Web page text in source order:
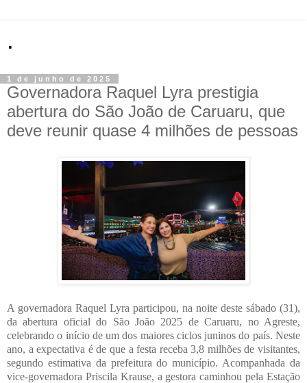
.
1 de junho de 2025
Governadora Raquel Lyra prestigia
abertura do São João de Caruaru, que
deve reunir quase 4 milhões de pessoas
A governadora Raquel Lyra participou, na noite deste sábado (31),
da abertura oficial do São João 2025 de Caruaru, no Agreste,
celebrando o início de um dos maiores ciclos juninos do país. Neste
ano, a expectativa é de que a festa receba 3,8 milhões de visitantes,
segundo estimativa da prefeitura do município. Acompanhada da
vice-governadora Priscila Krause, a gestora caminhou pela Estação